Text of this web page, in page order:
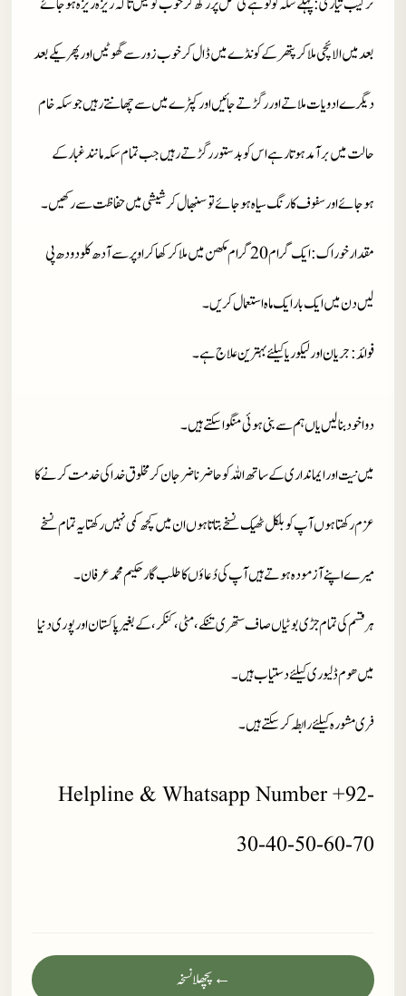
بعد میں الائچی ملا کر پتھر کے کونڈے میں ڈال کر خوب زور سے گھوٹیں اور پھر یکے بعد
دیگرے ادویات ملاتے اور رگڑتے جائیں اور کپڑے میں سے چھانتے رہیں جو سکہ خام
حالت میں برآمد ہوتا رہے اس کو بدستور رگڑتے رہیں جب تمام سکہ مانند غبار کے
ہوجائے اور سفوف کا رنگ سیاہ ہوجائے تو سنبھال کر شیشی میں حفاظت سے رکھیں۔
مقدار خوراک
: ایک گرام 20 گرام مکھن میں ملا کر کھا کر اوپر سے آدھ کلو دودھ پی
لیں دن میں ایک بار ایک ماہ استعمال کریں۔
فوائد: جریان اور لیکوریا کیلئے بہترین علاج ہے۔
دوا خود بنا لیں یاں ہم سے بنی ہوئی منگوا سکتے ہیں۔
میں نیت اور ایمانداری کے ساتھ اللہ کو حاضر ناضر جان کر مخلوق خدا کی خدمت کرنے کا
عزم رکھتا ہوں آپ کو بلکل ٹھیک نسخے بتاتا ہوں ان میں کچھ کمی نہیں رکھتا یہ تمام نسخے
میرے اپنے آزمودہ ہوتے ہیں آپ کی دُعاؤں کا طلب گار حکیم محمد عرفان۔
ہر قسم کی تمام جڑی بوٹیاں صاف ستھری تنکے، مٹی، کنکر، کے بغیر پاکستان اور پوری دنیا
میں ھوم ڈلیوری کیلئے دستیاب ہیں۔
فری مشورہ کیلئے رابطہ کر سکتے ہیں۔
Helpline & Whatsapp Number +92-
30-40-50-60-70
← پچھلا نسخہ